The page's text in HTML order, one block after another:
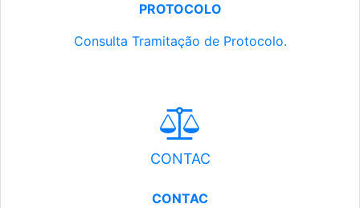
PROTOCOLO
Consulta Tramitação de Protocolo.
CONTAC
CONTAC